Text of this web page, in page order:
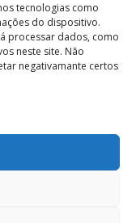
tecnologias como
do dispositivo.
processar dados, como
neste site. Não
negativamante certos